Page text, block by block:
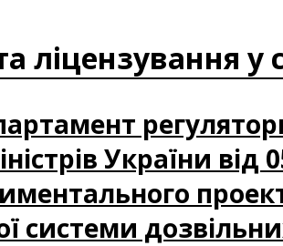
ліцензування у
України
системи